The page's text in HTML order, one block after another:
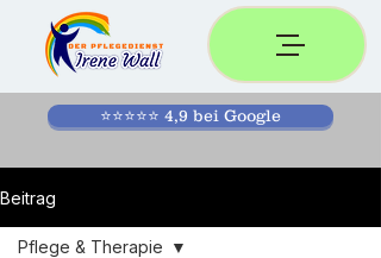
⭐⭐⭐⭐⭐ 4,9 bei Google
Beitrag
Pflege & Therapie